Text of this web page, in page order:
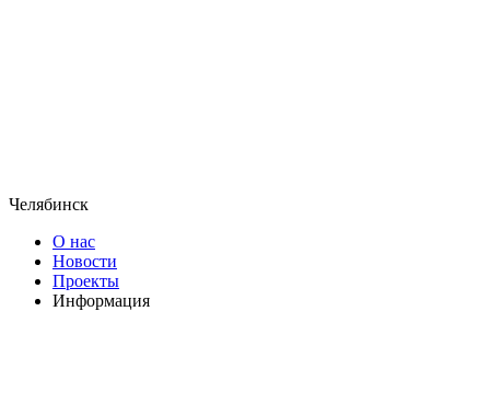
Челябинск
О нас
Новости
Проекты
Информация